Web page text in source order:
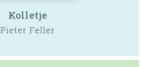
Kolletje
Pieter Feller